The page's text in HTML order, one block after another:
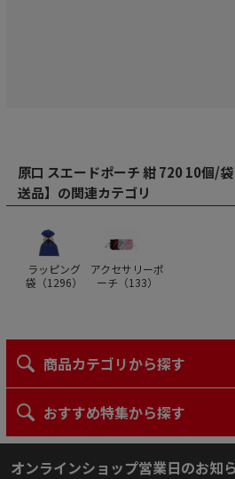
原口 スエードポーチ 紺 720 10個/
送品】の関連カテゴリ
ラッピング
袋（1296）
アクセサリーポ
ーチ（133）
商品カテゴリから探す
おすすめ特集から探す
オンラインショップ営業日のお知